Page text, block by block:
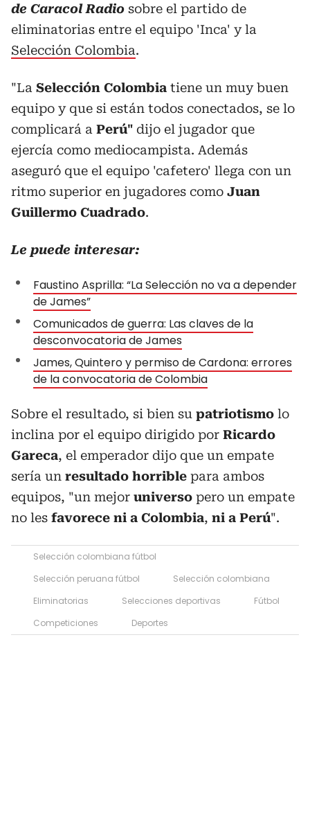
de Caracol Radio sobre el partido de
eliminatorias entre el equipo 'Inca' y la
Selección Colombia.
"La Selección Colombia tiene un muy buen
equipo y que si están todos conectados, se lo
complicará a Perú" dijo el jugador que
ejercía como mediocampista. Además
aseguró que el equipo 'cafetero' llega con un
ritmo superior en jugadores como Juan
Guillermo Cuadrado.
Le puede interesar:
Faustino Asprilla: “La Selección no va a depender
de James”
Comunicados de guerra: Las claves de la
desconvocatoria de James
James, Quintero y permiso de Cardona: errores
de la convocatoria de Colombia
Sobre el resultado, si bien su patriotismo lo
inclina por el equipo dirigido por Ricardo
Gareca, el emperador dijo que un empate
sería un resultado horrible para ambos
equipos, "un mejor universo pero un empate
no les favorece ni a Colombia, ni a Perú".
Selección colombiana fútbol
Selección peruana fútbol
Selección colombiana
Eliminatorias
Selecciones deportivas
Fútbol
Competiciones
Deportes